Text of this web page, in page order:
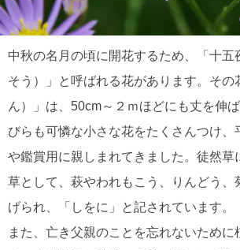
中秋の名月の頃に開花するため、「十五
そう）」と呼ばれる花があります。その
ん）」は、50cm～２ｍほどにも丈を伸
びらも可憐な小さな花をたくさんつけ、
や鑑賞用に親しまれてきました。徒然草
草として、萩やわれもこう、りんどう、
げられ、「しをに」と記されています。
また、亡き父親のことを忘れないために